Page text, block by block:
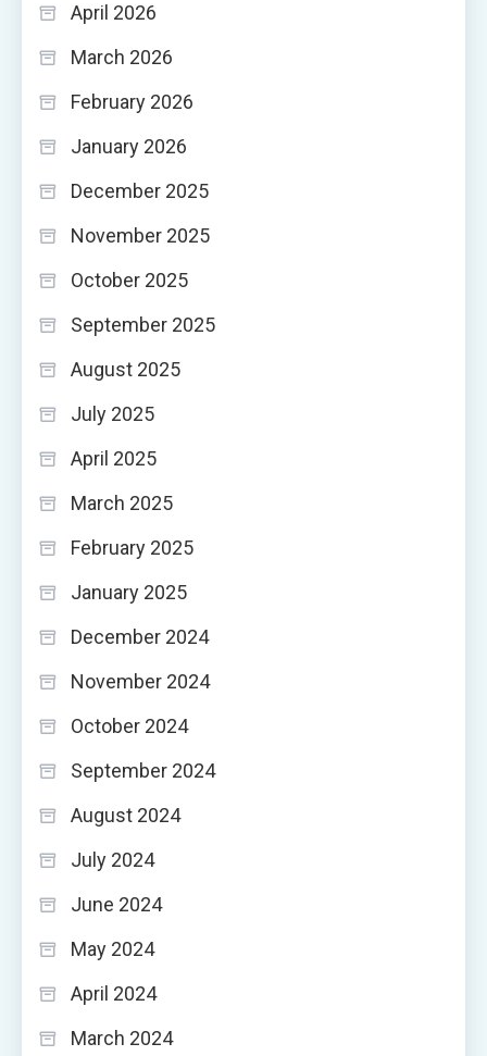
April 2026
March 2026
February 2026
January 2026
December 2025
November 2025
October 2025
September 2025
August 2025
July 2025
April 2025
March 2025
February 2025
January 2025
December 2024
November 2024
October 2024
September 2024
August 2024
July 2024
June 2024
May 2024
April 2024
March 2024